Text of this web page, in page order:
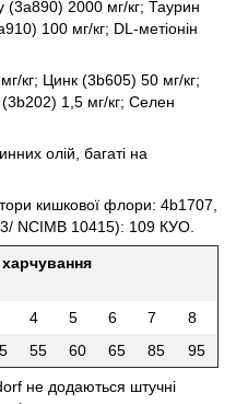
(3a890) 2000 мг/кг; Таурин
100 мг/кг; DL-метіонін
кг; Цинк (3b605) 50 мг/кг;
1,5 мг/кг; Селен
олій, багаті на
кишкової флори: 4b1707,
NCIMB 10415): 109 КУО.
4 5 6 7
8
55 60 65 85 95
не додаються штучні